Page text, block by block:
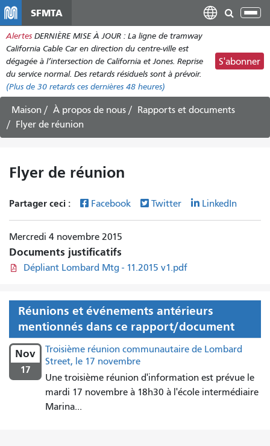
contenu
principal
SFMTA
Alertes DERNIÈRE MISE À JOUR : La ligne de tramway
California Cable Car en direction du centre-ville est
dégagée à l’intersection de California et Jones. Reprise
du service normal. Des retards résiduels sont à prévoir.
(Plus de 30 retards ces dernières 48 heures)
S'abonner
Maison À propos de nous
Rapports et documents
Flyer de réunion
Flyer de réunion
Partager ceci : Facebook Twitter LinkedIn
Mercredi 4 novembre 2015
Documents justificatifs
Dépliant Lombard Mtg - 11.2015 v1.pdf
Réunions et événements antérieurs
mentionnés dans ce rapport/document
Nov
17
Troisième réunion communautaire de Lombard
Street, le 17 novembre
Une troisième réunion d'information est prévue le
mardi 17 novembre à 18h30 à l'école intermédiaire
Marina...